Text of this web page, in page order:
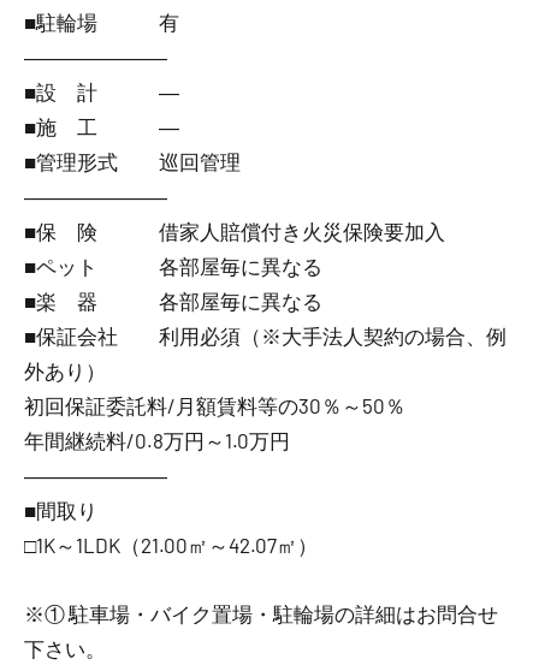
■駐輪場 有
―――――――
■設 計 ―
■施 工 ―
■管理形式 巡回管理
―――――――
■保 険 借家人賠償付き火災保険要加入
■ペット 各部屋毎に異なる
■楽 器 各部屋毎に異なる
■保証会社 利用必須（※大手法人契約の場合、例
外あり）
初回保証委託料/月額賃料等の30％～50％
年間継続料/0.8万円～1.0万円
―――――――
■間取り
□1K～1LDK（21.00㎡～42.07㎡）
※① 駐車場・バイク置場・駐輪場の詳細はお問合せ
下さい。